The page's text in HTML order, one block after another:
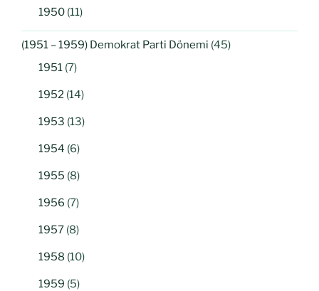
1950 (11)
(1951 – 1959) Demokrat Parti Dönemi (45)
1951 (7)
1952 (14)
1953 (13)
1954 (6)
1955 (8)
1956 (7)
1957 (8)
1958 (10)
1959 (5)